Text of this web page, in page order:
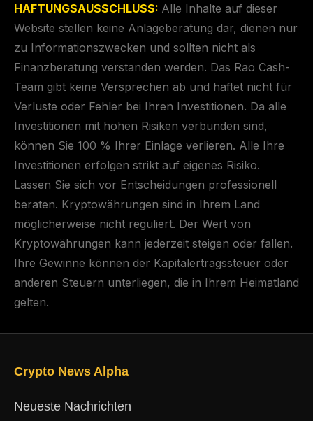
HAFTUNGSAUSSCHLUSS: Alle Inhalte auf dieser
Website stellen keine Anlageberatung dar, dienen nur
zu Informationszwecken und sollten nicht als
Finanzberatung verstanden werden. Das Rao Cash-
Team gibt keine Versprechen ab und haftet nicht für
Verluste oder Fehler bei Ihren Investitionen. Da alle
Investitionen mit hohen Risiken verbunden sind,
können Sie 100 % Ihrer Einlage verlieren. Alle Ihre
Investitionen erfolgen strikt auf eigenes Risiko.
Lassen Sie sich vor Entscheidungen professionell
beraten. Kryptowährungen sind in Ihrem Land
möglicherweise nicht reguliert. Der Wert von
Kryptowährungen kann jederzeit steigen oder fallen.
Ihre Gewinne können der Kapitalertragssteuer oder
anderen Steuern unterliegen, die in Ihrem Heimatland
gelten.
Crypto News Alpha
Neueste Nachrichten